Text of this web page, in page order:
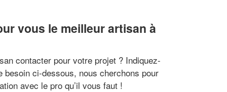
vous le meilleur artisan à
contacter pour votre projet ? Indiquez-
besoin ci-dessous, nous cherchons pour
avec le pro qu’il vous faut !